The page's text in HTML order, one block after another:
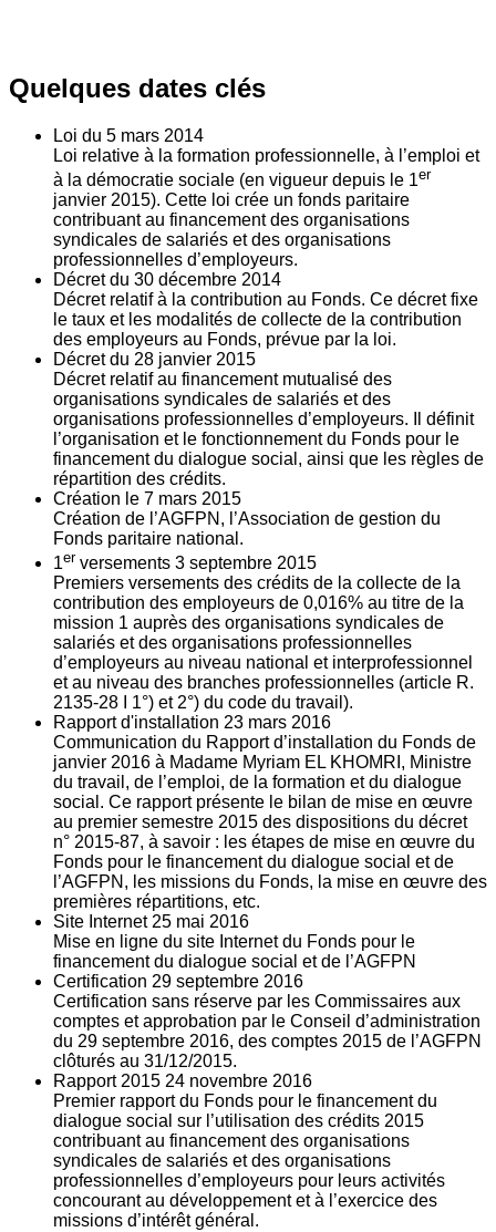
Quelques dates clés
Loi du 5 mars 2014
Loi relative à la formation professionnelle, à l’emploi et
à la démocratie sociale (en vigueur depuis le 1er
janvier 2015). Cette loi crée un fonds paritaire
contribuant au financement des organisations
syndicales de salariés et des organisations
professionnelles d’employeurs.
Décret du 30 décembre 2014
Décret relatif à la contribution au Fonds. Ce décret fixe
le taux et les modalités de collecte de la contribution
des employeurs au Fonds, prévue par la loi.
Décret du 28 janvier 2015
Décret relatif au financement mutualisé des
organisations syndicales de salariés et des
organisations professionnelles d’employeurs. Il définit
l’organisation et le fonctionnement du Fonds pour le
financement du dialogue social, ainsi que les règles de
répartition des crédits.
Création le 7 mars 2015
Création de l’AGFPN, l’Association de gestion du
Fonds paritaire national.
1er versements 3 septembre 2015
Premiers versements des crédits de la collecte de la
contribution des employeurs de 0,016% au titre de la
mission 1 auprès des organisations syndicales de
salariés et des organisations professionnelles
d’employeurs au niveau national et interprofessionnel
et au niveau des branches professionnelles (article R.
2135‐28 I 1°) et 2°) du code du travail).
Rapport d'installation 23 mars 2016
Communication du Rapport d’installation du Fonds de
janvier 2016 à Madame Myriam EL KHOMRI, Ministre
du travail, de l’emploi, de la formation et du dialogue
social. Ce rapport présente le bilan de mise en œuvre
au premier semestre 2015 des dispositions du décret
n° 2015-87, à savoir : les étapes de mise en œuvre du
Fonds pour le financement du dialogue social et de
l’AGFPN, les missions du Fonds, la mise en œuvre des
premières répartitions, etc.
Site Internet 25 mai 2016
Mise en ligne du site Internet du Fonds pour le
financement du dialogue social et de l’AGFPN
Certification 29 septembre 2016
Certification sans réserve par les Commissaires aux
comptes et approbation par le Conseil d’administration
du 29 septembre 2016, des comptes 2015 de l’AGFPN
clôturés au 31/12/2015.
Rapport 2015 24 novembre 2016
Premier rapport du Fonds pour le financement du
dialogue social sur l’utilisation des crédits 2015
contribuant au financement des organisations
syndicales de salariés et des organisations
professionnelles d’employeurs pour leurs activités
concourant au développement et à l’exercice des
missions d’intérêt général.